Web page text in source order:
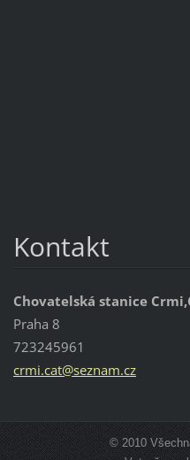
Kontakt
Chovatelská stanice
Praha 8
723245961
crmi.cat@seznam.cz
© 2010